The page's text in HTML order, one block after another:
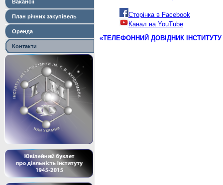
Вакансії
План річних закупівель
Оренда
Контакти
Сторінка в Facebook
Канал на YouTube
«ТЕЛЕФОННИЙ ДОВІДНИК